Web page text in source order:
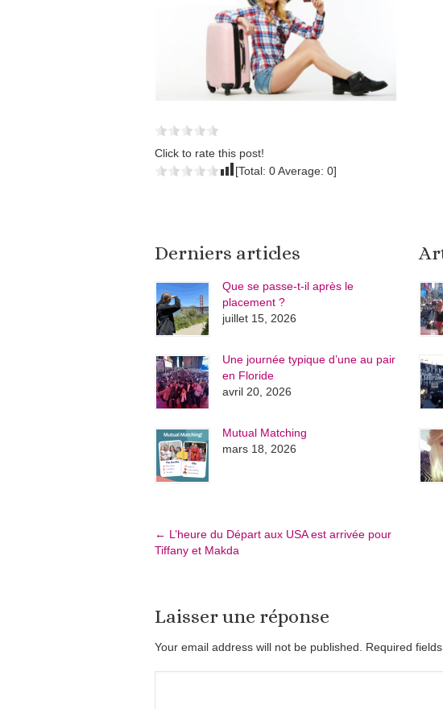
Click to rate this post!
[Total: 0Average: 0]
Derniers articles
Que se passe-t-il après le
placement ?
juillet 15, 2026
Une journée typique d’une au pair
en Floride
avril 20, 2026
Mutual Matching
mars 18, 2026
← L’heure du Départ aux USA est arrivée pour
Tiffany et Makda
Laisser une réponse
Your email address will not be published. Required